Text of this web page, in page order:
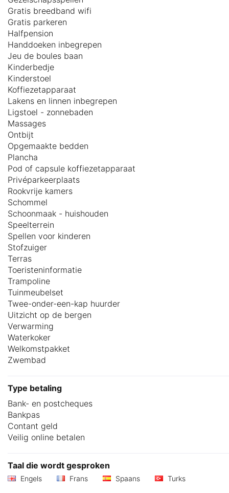
Gratis breedband wifi
Gratis parkeren
Halfpension
Handdoeken inbegrepen
Jeu de boules baan
Kinderbedje
Kinderstoel
Koffiezetapparaat
Lakens en linnen inbegrepen
Ligstoel - zonnebaden
Massages
Ontbijt
Opgemaakte bedden
Plancha
Pod of capsule koffiezetapparaat
Privéparkeerplaats
Rookvrije kamers
Schommel
Schoonmaak - huishouden
Speelterrein
Spellen voor kinderen
Stofzuiger
Terras
Toeristeninformatie
Trampoline
Tuinmeubelset
Twee-onder-een-kap huurder
Uitzicht op de bergen
Verwarming
Waterkoker
Welkomstpakket
Zwembad
Type betaling
Bank- en postcheques
Bankpas
Contant geld
Veilig online betalen
Taal die wordt gesproken
Engels Frans Spaans Turks